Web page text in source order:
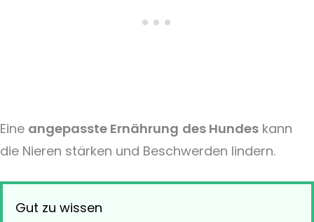
Eine angepasste Ernährung des Hundes kann
die Nieren stärken und Beschwerden lindern.
Gut zu wissen